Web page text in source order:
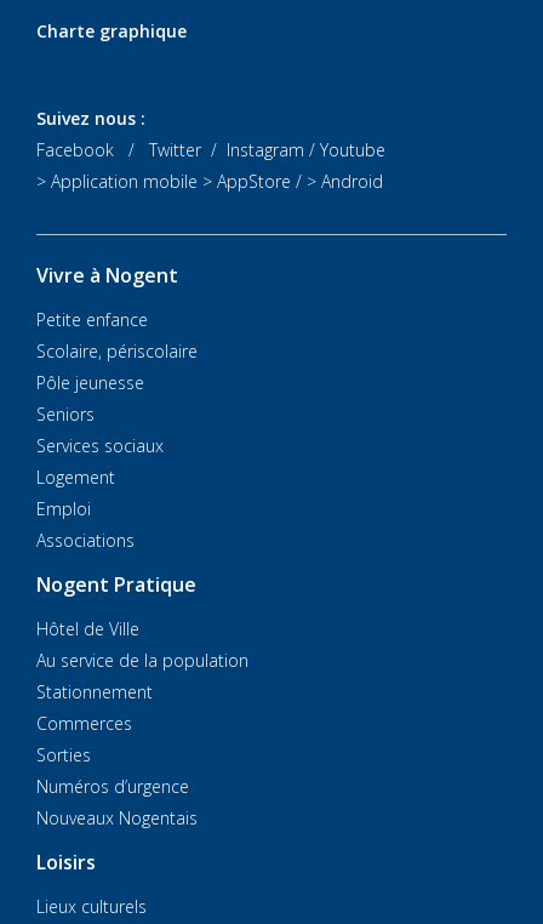
Charte graphique
Suivez nous :
Facebook /Twitter/ Instagram / Youtube
> Application mobile > AppStore / > Android
Vivre à Nogent
Petite enfance
Scolaire, périscolaire
Pôle jeunesse
Seniors
Services sociaux
Logement
Emploi
Associations
Nogent Pratique
Hôtel de Ville
Au service de la population
Stationnement
Commerces
Sorties
Numéros d’urgence
Nouveaux Nogentais
Loisirs
Lieux culturels